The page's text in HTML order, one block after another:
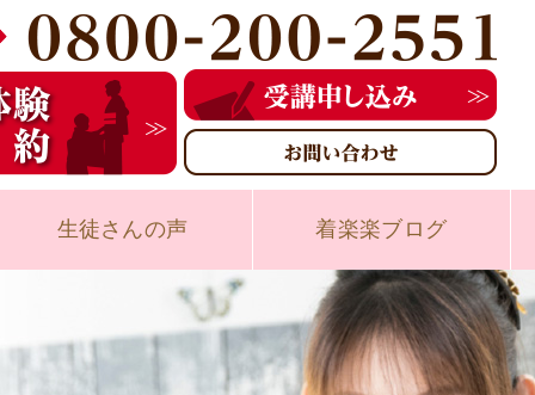
生徒さんの声 着楽楽ブログ